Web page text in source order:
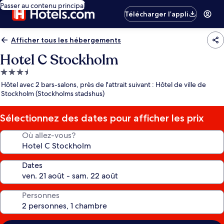
Passer au contenu principal
Télécharger l’appli
Afficher tous les hébergements
Hotel C Stockholm
Hébergement
3.5 étoiles
Hôtel avec 2 bars-salons, près de l'attrait suivant : Hôtel de ville de
Stockholm (Stockholms stadshus)
Sélectionnez des dates pour afficher les prix
Où allez-vous?
Dates
Personnes